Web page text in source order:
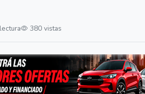
380 vistas